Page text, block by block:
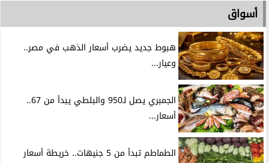
أسواق
هبوط جديد يضرب أسعار الذهب في مصر..
وعيار...
الجمبري يصل لـ950 والبلطي يبدأ من 67..
أسعار...
الطماطم تبدأ من 5 جنيهات.. خريطة أسعار